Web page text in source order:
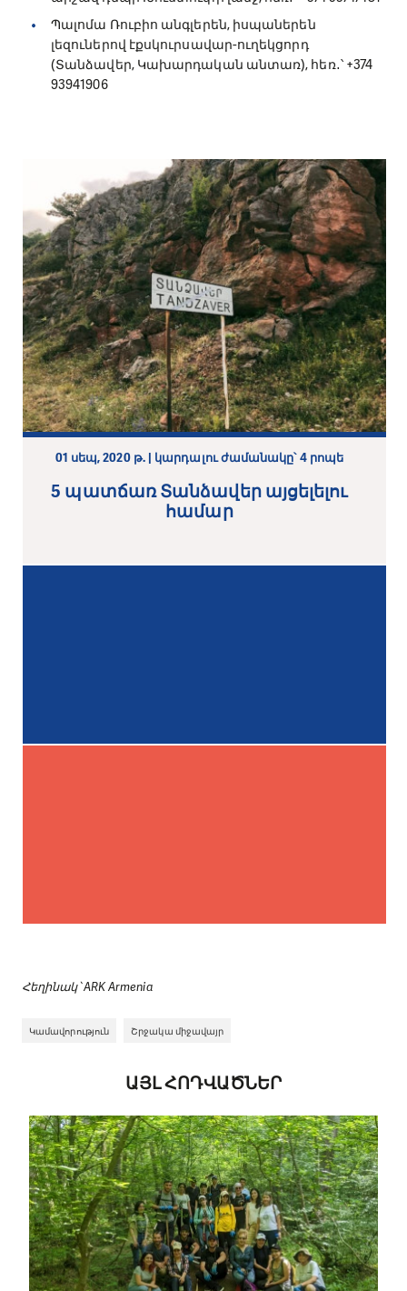
Պալոմա Ռուբիո անգլերեն, իսպաներեն
լեզուներով էքսկուրսավար-ուղեկցորդ
(Տանձավեր, Կախարդական անտառ), հեռ․՝ +374
93941906
01 սեպ, 2020 թ. | կարդալու ժամանակը՝ 4 րոպե
5 պատճառ Տանձավեր այցելելու
համար
30 հլս, 2019 թ. | կարդալու ժամանակը՝ 3 րոպե
քայլուղիները, աջակցում
արկածային տուրիզմի
Հեղինակ՝ ARK Armenia
Կամավորություն Շրջակա միջավայր
ԱՅԼ ՀՈԴՎԱԾՆԵՐ